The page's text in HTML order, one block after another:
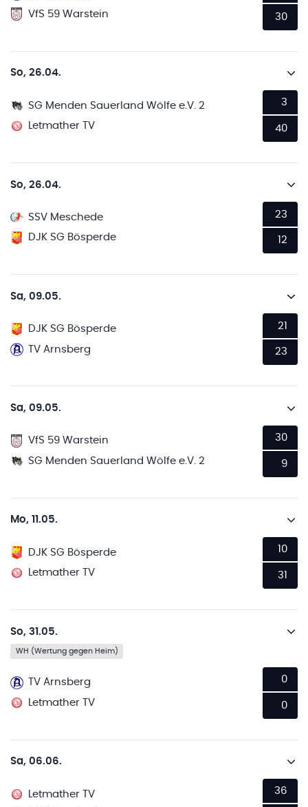
VfS 59 Warstein
30
So, 26.04.
SG Menden Sauerland Wölfe e.V. 2
Letmather TV
3
40
So, 26.04.
SSV Meschede
DJK SG Bösperde
23
12
Sa, 09.05.
DJK SG Bösperde
TV Arnsberg
21
23
Sa, 09.05.
VfS 59 Warstein
SG Menden Sauerland Wölfe e.V. 2
30
9
Mo, 11.05.
DJK SG Bösperde
Letmather TV
10
31
So, 31.05.
WH (Wertung gegen Heim)
TV Arnsberg
Letmather TV
0
0
Sa, 06.06.
Letmather TV
36